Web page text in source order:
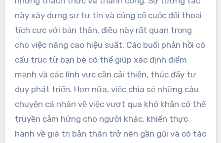
này xây dựng sự tự tin và củng cố cuộc đối thoại
tích cực với bản thân, điều này rất quan trọng
cho việc nâng cao hiệu suất. Các buổi phản hồi có
cấu trúc từ bạn bè có thể giúp xác định điểm
mạnh và các lĩnh vực cần cải thiện, thúc đẩy tư
duy phát triển. Hơn nữa, việc chia sẻ những câu
chuyện cá nhân về việc vượt qua khó khăn có thể
truyền cảm hứng cho người khác, khiến thực
hành về giá trị bản thân trở nên gần gũi và có tác